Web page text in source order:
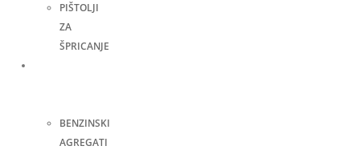
PIŠTOLJI
ZA
ŠPRICANJE
BENZINSKI
AGREGATI